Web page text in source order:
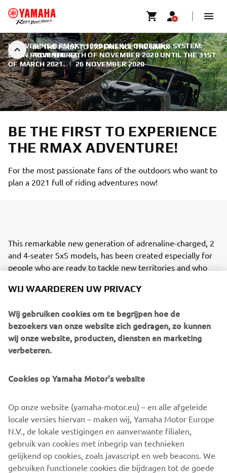
BE THE FIRST TO EXPERIENCE THE RMAX
ADVENTURE!
WOLVERINE® RMAX™ 1000 ONLINE ORDERING SYSTEM:
OPEN FROM THE 27TH OF NOVEMBER 2020 UNTIL THE 31ST
OF MARCH 2021. | 26 NOVEMBER 2020
BE THE FIRST TO EXPERIENCE
THE RMAX ADVENTURE!
For the most passionate fans of the outdoors who want to
plan a 2021 full of riding adventures now!
This remarkable new generation of adrenaline-charged, 2
and 4-seater SxS models, has been created especially for
people who are ready to tackle new territories and who
excitement.
The Online Ordering System will enable customers to
reserve any of the four below mentioned Leisure Side-by-
Side models:
Wolverine® RMAX™ 2 1000
Wolverine® RMAX™ 4 1000
Reserve now and be among the first to feel the proven
thrill or RMAX!
WIJ WAARDEREN UW PRIVACY
Wij gebruiken cookies om te begrijpen hoe de
bezoekers van onze website zich gedragen, zo kunnen
wij onze website, producten, diensten en marketing
verbeteren.
Cookies op Yamaha Motor's website
Op onze website (yamaha-motor.eu) – en alle afgeleide
locale versies hiervan – maken wij, Yamaha Motor Europe
N.V., de lokale vestigingen en aanverwante filialen,
gebruik van cookies met inbegrip van technieken
gelijkend op cookies, zoals javascript en web beacons. We
gebruiken functionele cookies die bijdragen tot de goede